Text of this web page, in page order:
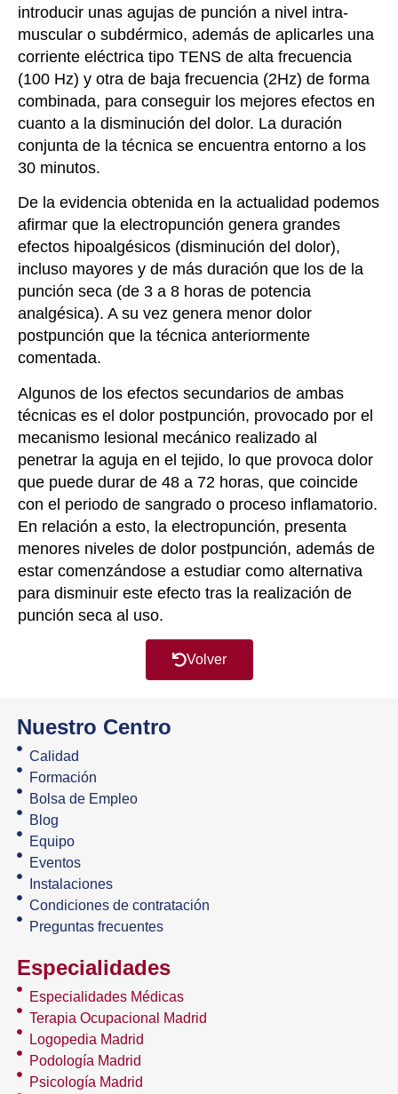
introducir unas agujas de punción a nivel intra-
muscular o subdérmico, además de aplicarles una
corriente eléctrica tipo TENS de alta frecuencia
(100 Hz) y otra de baja frecuencia (2Hz) de forma
combinada, para conseguir los mejores efectos en
cuanto a la disminución del dolor. La duración
conjunta de la técnica se encuentra entorno a los
30 minutos.
De la evidencia obtenida en la actualidad podemos
afirmar que la electropunción genera grandes
efectos hipoalgésicos (disminución del dolor),
incluso mayores y de más duración que los de la
punción seca (de 3 a 8 horas de potencia
analgésica). A su vez genera menor dolor
postpunción que la técnica anteriormente
comentada.
Algunos de los efectos secundarios de ambas
técnicas es el dolor postpunción, provocado por el
mecanismo lesional mecánico realizado al
penetrar la aguja en el tejido, lo que provoca dolor
que puede durar de 48 a 72 horas, que coincide
con el periodo de sangrado o proceso inflamatorio.
En relación a esto, la electropunción, presenta
menores niveles de dolor postpunción, además de
estar comenzándose a estudiar como alternativa
para disminuir este efecto tras la realización de
punción seca al uso.
Volver
Nuestro Centro
Calidad
Formación
Bolsa de Empleo
Blog
Equipo
Eventos
Instalaciones
Condiciones de contratación
Preguntas frecuentes
Especialidades
Especialidades Médicas
Terapia Ocupacional Madrid
Logopedia Madrid
Podología Madrid
Psicología Madrid